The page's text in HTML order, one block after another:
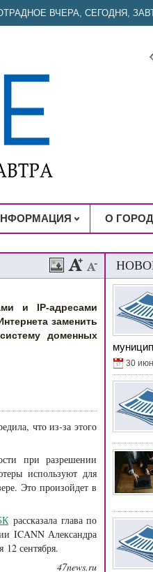
ВЧЕРА, СЕГОДНЯ,
О
и IP-адресами
заменить
доменных
что из-за этого
при разрешении
используют для
Это произойдет в
рассказала глава по
ICANN Александра
12 сентября.
47news.ru
30